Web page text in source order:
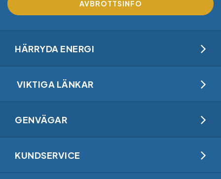
AVBROTTSINFO
HÄRRYDA ENERGI
VIKTIGA LÄNKAR
GENVÄGAR
KUNDSERVICE